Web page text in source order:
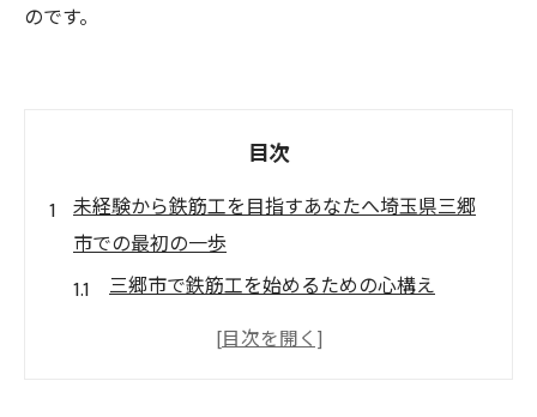
のです。
目次
未経験から鉄筋工を目指すあなたへ埼玉県三郷
市での最初の一歩
三郷市で鉄筋工を始めるための心構え
未経験者が知っておくべき鉄筋工の基本知